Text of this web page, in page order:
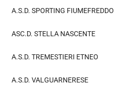
A.S.D. SPORTING FIUMEFREDDO
ASC.D. STELLA NASCENTE
A.S.D. TREMESTIERI ETNEO
A.S.D. VALGUARNERESE